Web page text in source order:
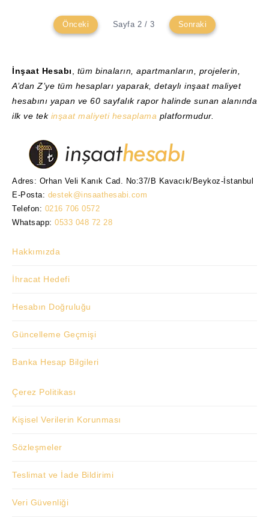
Önceki Sayfa 2 / 3 Sonraki
İnşaat Hesabı
tüm binaların, apartmanların, projelerin,
A’dan Z’ye tüm hesapları yaparak, detaylı inşaat maliyet
hesabını yapan ve 60 sayfalık rapor halinde sunan alanında
ilk ve tek inşaat maliyeti hesaplama platformudur.
Adres: Orhan Veli Kanık Cad. No:37/B Kavacık/Beykoz-İstanbul
E-Posta: destek@insaathesabi.com
Telefon: 0216 706 0572
Whatsapp: 0533 048 72 28
Hakkımızda
İhracat Hedefi
Hesabın Doğruluğu
Güncelleme Geçmişi
Banka Hesap Bilgileri
Çerez Politikası
Kişisel Verilerin Korunması
Sözleşmeler
Teslimat ve İade Bildirimi
Veri Güvenliği